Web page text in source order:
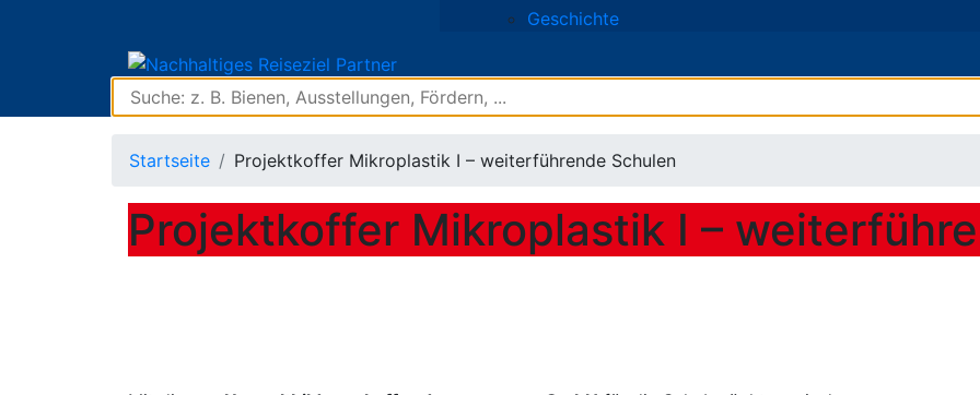
Geschichte
Startseite Projektkoffer Mikroplastik I – weiterführende Schulen
Projektkoffer Mikroplastik I –